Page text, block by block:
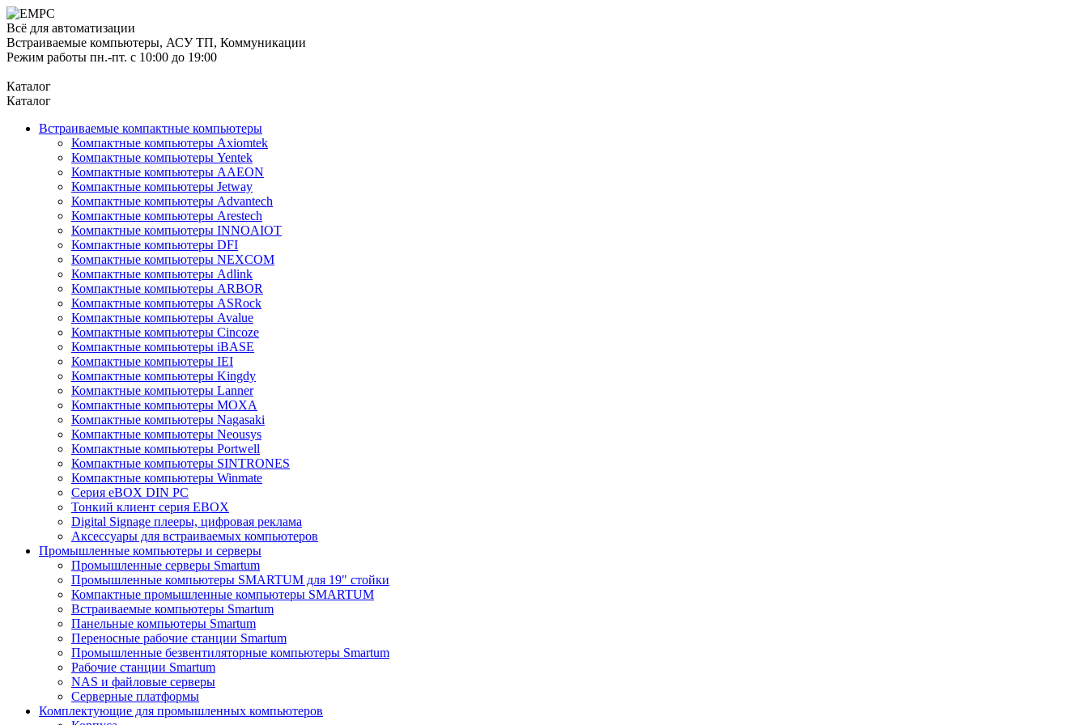
Всё для автоматизации
Встраиваемые компьютеры, АСУ ТП, Коммуникации
Режим работы пн.-пт. с 10:00 до 19:00
Каталог
Каталог
Встраиваемые компактные компьютеры
Компактные компьютеры Axiomtek
Компактные компьютеры Yentek
Компактные компьютеры AAEON
Компактные компьютеры Jetway
Компактные компьютеры Advantech
Компактные компьютеры Arestech
Компактные компьютеры INNOAIOT
Компактные компьютеры DFI
Компактные компьютеры NEXCOM
Компактные компьютеры Adlink
Компактные компьютеры ARBOR
Компактные компьютеры ASRock
Компактные компьютеры Avalue
Компактные компьютеры Cincoze
Компактные компьютеры iBASE
Компактные компьютеры IEI
Компактные компьютеры Kingdy
Компактные компьютеры Lanner
Компактные компьютеры MOXA
Компактные компьютеры Nagasaki
Компактные компьютеры Neousys
Компактные компьютеры Portwell
Компактные компьютеры SINTRONES
Компактные компьютеры Winmate
Серия eBOX DIN PC
Тонкий клиент серия EBOX
Digital Signage плееры, цифровая реклама
Аксессуары для встраиваемых компьютеров
Промышленные компьютеры и серверы
Промышленные серверы Smartum
Промышленные компьютеры SMARTUM для 19" стойки
Компактные промышленные компьютеры SMARTUM
Встраиваемые компьютеры Smartum
Панельные компьютеры Smartum
Переносные рабочие станции Smartum
Промышленные безвентиляторные компьютеры Smartum
Рабочие станции Smartum
NAS и файловые серверы
Серверные платформы
Комплектующие для промышленных компьютеров